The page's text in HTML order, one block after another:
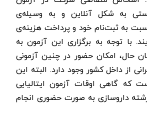
به شکل آنلاین و به وسیله‌ی
به ثبت‌نام خود و پرداخت هزینه‌ی
با توجه به برگزاری این آزمون به
حال، امکان حضور در چنین آزمونی
از داخل کشور وجود دارد. البته این
که گاهی اوقات آزمون ایتالیایی
داروسازی به صورت حضوری انجام